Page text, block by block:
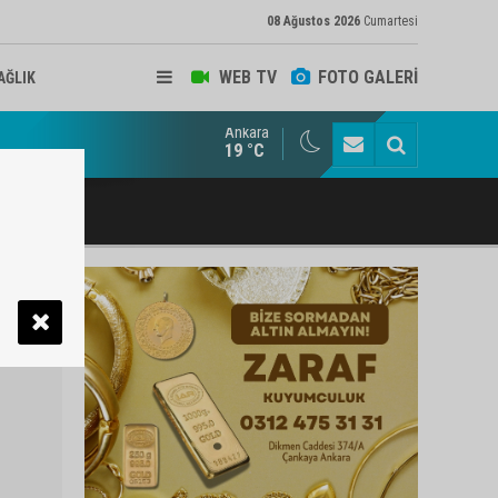
08 Ağustos 2026 Cumartesi
WEB TV FOTO GALERİ
ve Arabulucu Rüstem Yiğit Ahizer'e ziyaretçi akını
Ankara
19 °C